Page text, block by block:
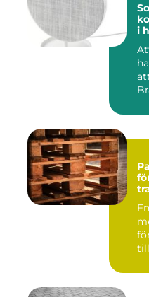
i
till